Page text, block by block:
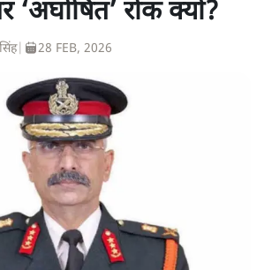
‘अघोषित’ रोक क्यों?
| 28 FEB, 2026